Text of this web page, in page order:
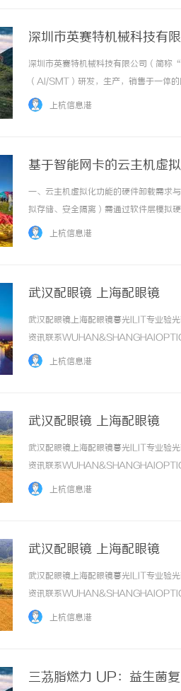
深圳市英赛特机械科技有
深圳市英赛特机械科技有限公司（简
（AI/SMT）研发，生产，销售于一体
国内自动化设备之先河，优质之产品致
上杭信息港
基于智能网卡的云主机虚
一、云主机虚拟化功能的硬件卸载需求
拟存储、安全隔离）需通过软件层模拟
卡（vNIC）与物理网络之间的流量转
上杭信息港
武汉配眼镜 上海配眼镜
武汉配眼镜上海配眼镜暮光ILIT专业验
资讯联系
品牌，现于武汉与上海设有4家门店。
上杭信息港
武汉配眼镜 上海配眼镜
武汉配眼镜上海配眼镜暮光ILIT专业验
资讯联系
品牌，现于武汉与上海设有4家门店。
上杭信息港
武汉配眼镜 上海配眼镜
武汉配眼镜上海配眼镜暮光ILIT专业验
资讯联系
品牌，现于武汉与上海设有4家门店。
上杭信息港
三茘脂燃力 UP：益生菌